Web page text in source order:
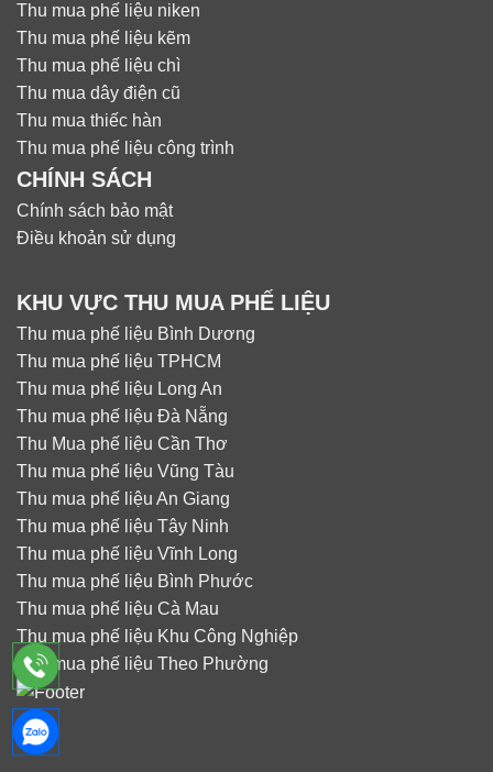
Thu mua phế liệu niken
Thu mua phế liệu kẽm
Thu mua phế liệu chì
Thu mua dây điện cũ
Thu mua thiếc hàn
Thu mua phế liệu công trình
CHÍNH SÁCH
Chính sách bảo mật
Điều khoản sử dụng
KHU VỰC THU MUA PHẾ LIỆU
Thu mua phế liệu Bình Dương
Thu mua phế liệu TPHCM
Thu mua phế liệu Long An
Thu mua phế liệu Đà Nẵng
Thu Mua phế liệu Cần Thơ
Thu mua phế liệu Vũng Tàu
Thu mua phế liệu An Giang
Thu mua phế liệu Tây Ninh
Thu mua phế liệu Vĩnh Long
Thu mua phế liệu Bình Phước
Thu mua phế liệu Cà Mau
Thu mua phế liệu Khu Công Nghiệp
Thu mua phế liệu Theo Phường